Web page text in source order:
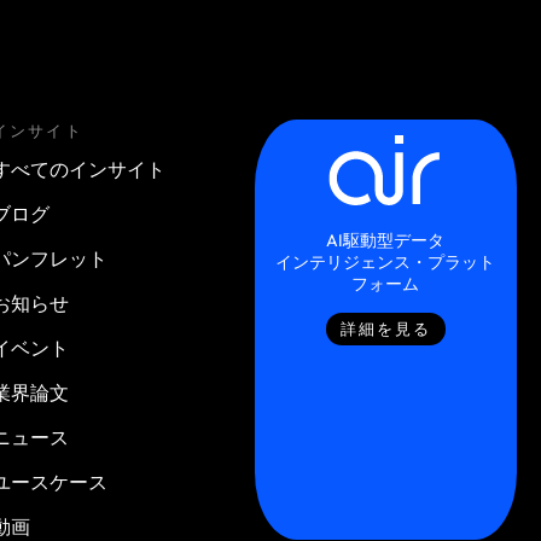
ンサイト
べてのインサイト
ログ
ンフレット
知らせ
ベント
界論文
ュース
ースケース
画
AI駆動型データ
インテリジェンス・プラット
フォーム
詳細を見る